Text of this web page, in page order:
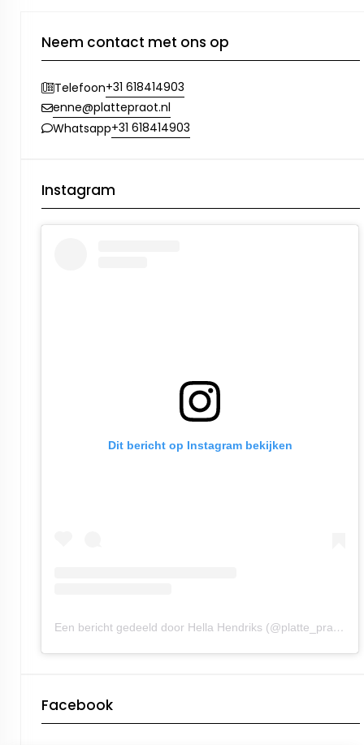
Neem contact met ons op
Telefoon+31 618414903
enne@plattepraot.nl
Whatsapp+31 618414903
Instagram
Dit bericht op Instagram bekijken
Een bericht gedeeld door Hella Hendriks (@platte_praot)
Facebook